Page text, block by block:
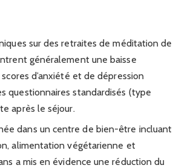
sur des retraites de méditation de
généralement une baisse
d’anxiété et de dépression
questionnaires standardisés (type
après le séjour.
dans un centre de bien-être incluant
alimentation végétarienne et
a mis en évidence une réduction du